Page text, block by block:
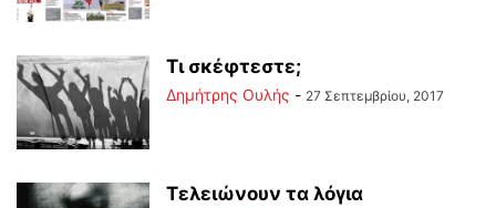
Τι σκέφτεστε;
Δημήτρης Ουλής - 27 Σεπτεμβρίου, 2017
Τελειώνουν τα λόγια